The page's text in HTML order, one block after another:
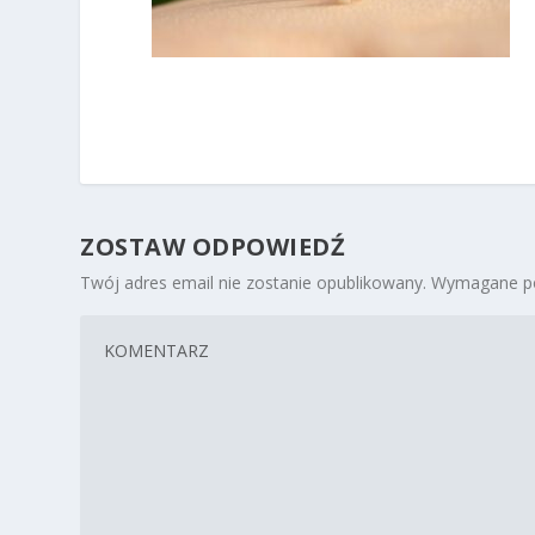
ZOSTAW ODPOWIEDŹ
Twój adres email nie zostanie opublikowany. Wymagane